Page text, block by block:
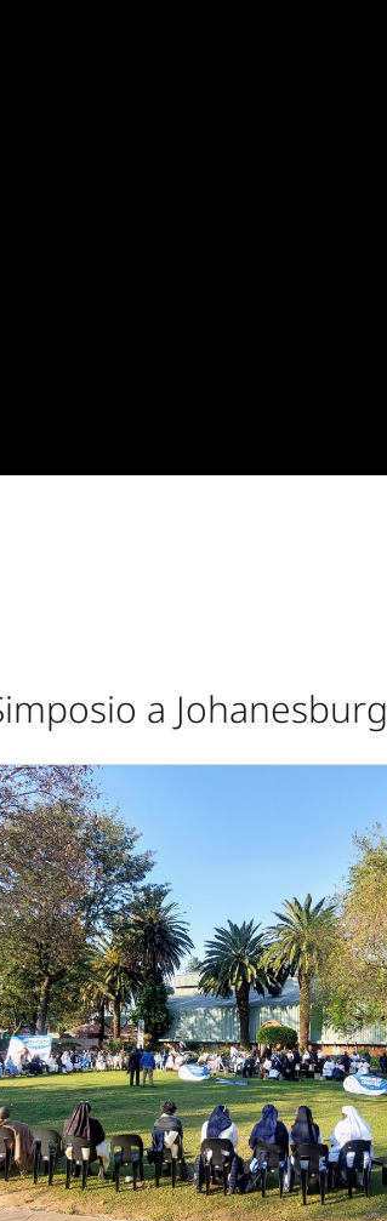
a Johanesburg